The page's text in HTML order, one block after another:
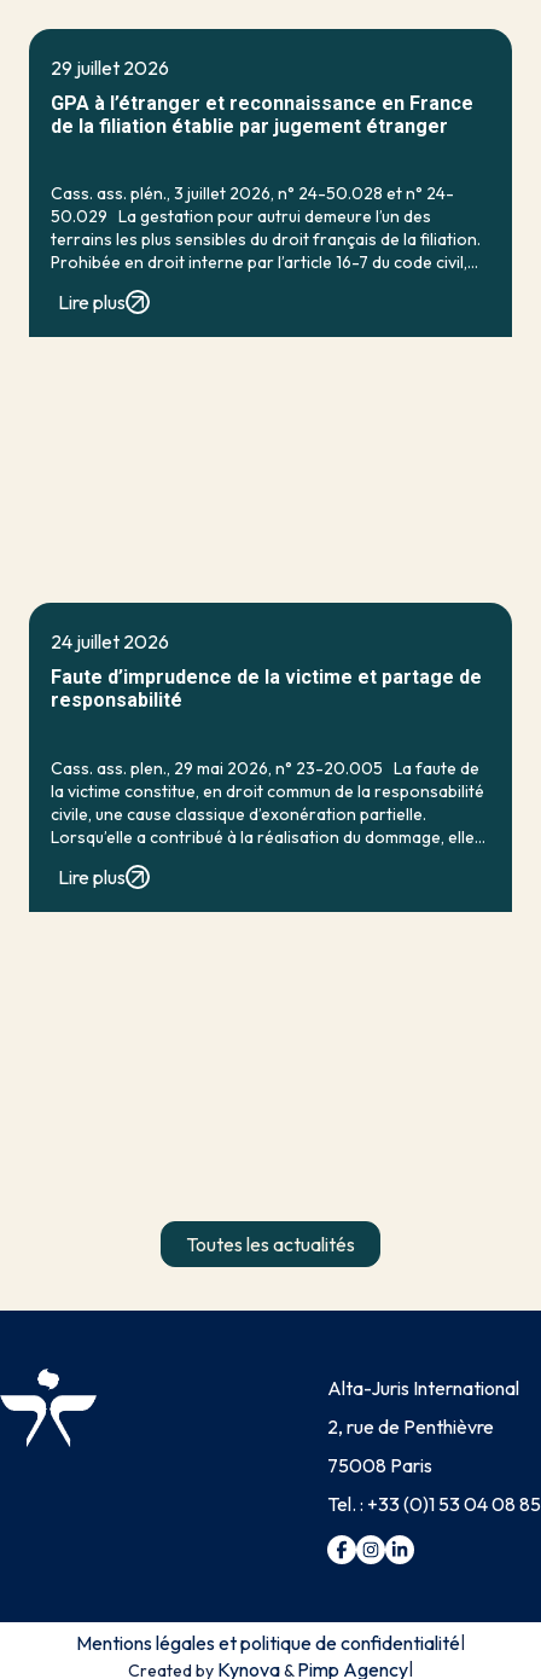
29 juillet 2026
GPA à l’étranger et reconnaissance en France
de la filiation établie par jugement étranger
Cass. ass. plén., 3 juillet 2026, n° 24-50.028 et n° 24-
50.029 La gestation pour autrui demeure l’un des
terrains les plus sensibles du droit français de la filiation.
Prohibée en droit interne par l’article 16-7 du code civil,
Lire plus
24 juillet 2026
Faute d’imprudence de la victime et partage de
responsabilité
Cass. ass. plen., 29 mai 2026, n° 23-20.005 La faute de
la victime constitue, en droit commun de la responsabilité
civile, une cause classique d’exonération partielle.
Lorsqu’elle a contribué à la réalisation du dommage, elle
conduit en principe à […]
Lire plus
Toutes les actualités
Alta-Juris International
2, rue de Penthièvre
75008 Paris
Tel. : +33 (0)1 53 04 08 85
Mentions légales et politique de confidentialité|
Created by Kynova&Pimp Agency|